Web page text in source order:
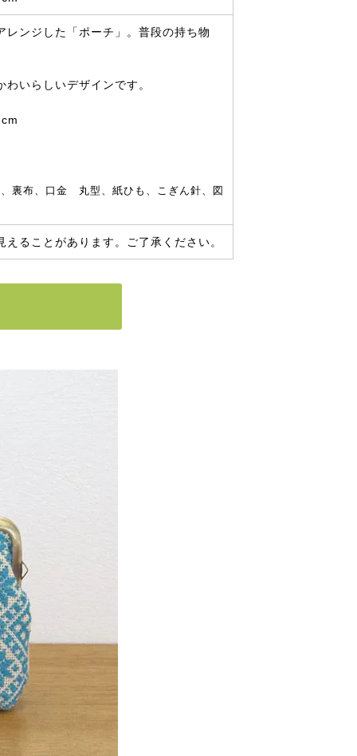
ンジした「ポーチ」。普段の持ち物
いらしいデザインです。
裏布、口金 丸型、紙ひも、こぎん針、図
ることがあります。ご了承ください。